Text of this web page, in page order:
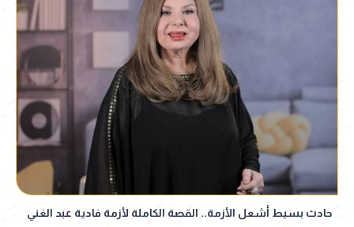
حادث بسيط أشعل الأزمة.. القصة الكاملة لأزمة فادية عبد الغني